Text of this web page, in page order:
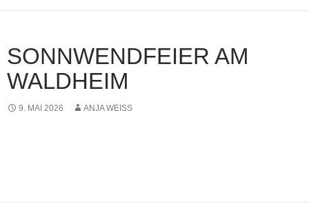
SONNWENDFEIER AM
WALDHEIM
9. MAI 2026 ANJA WEISS